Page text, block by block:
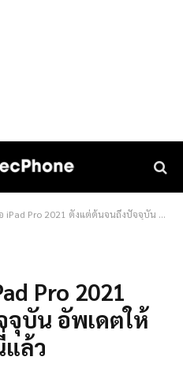
2021 ตั้งแต่ต้นจนถึงปัจจุบัน อัพเดตให้ทั้งหมดรวมไว้ที่นี่แล้ว
Pro 2021
บัน อัพเดตให้
ล้ว